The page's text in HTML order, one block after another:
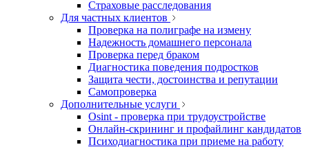
Страховые расследования
Для частных клиентов
Проверка на полиграфе на измену
Надежность домашнего персонала
Проверка перед браком
Диагностика поведения подростков
Защита чести, достоинства и репутации
Самопроверка
Дополнительные услуги
Osint - проверка при трудоустройстве
Онлайн-скрининг и профайлинг кандидатов
Психодиагностика при приеме на работу